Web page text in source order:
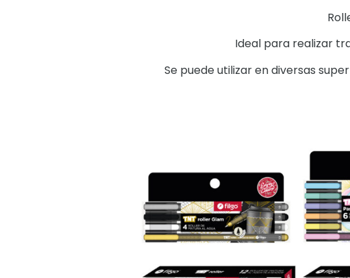
Ideal para realizar
Se puede utilizar en diversas